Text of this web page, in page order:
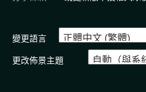
變更語言
更改佈景主題